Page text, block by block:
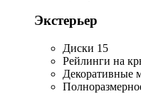
Экстерьер
Диски 15
Рейлинги на
Декоративные